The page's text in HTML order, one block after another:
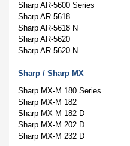
Sharp AR-5600 Series
Sharp AR-5618
Sharp AR-5618 N
Sharp AR-5620
Sharp AR-5620 N
Sharp / Sharp MX
Sharp MX-M 180 Series
Sharp MX-M 182
Sharp MX-M 182 D
Sharp MX-M 202 D
Sharp MX-M 232 D